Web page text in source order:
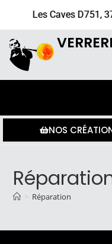
Les Caves D751,
NOS
> Réparation